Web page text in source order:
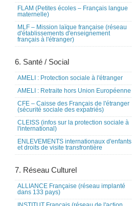
FLAM (Petites écoles – Français langue
maternelle)
MLF – Mission laïque française (réseau
d'établissements d'enseignement
français à l'étranger)
6. Santé / Social
AMELI : Protection sociale à l'étranger
AMELI : Retraite hors Union Européenne
CFE – Caisse des Français de l'étranger
(sécurité sociale des expatriés)
CLEISS (infos sur la protection sociale à
l'international)
ENLEVEMENTS internationaux d'enfants
et droits de visite transfrontière
7. Réseau Culturel
ALLIANCE Française (réseau implanté
dans 133 pays)